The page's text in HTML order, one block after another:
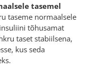
tasemel
taseme normaalsele
tõhusamat
taset stabiilsena,
kus seda